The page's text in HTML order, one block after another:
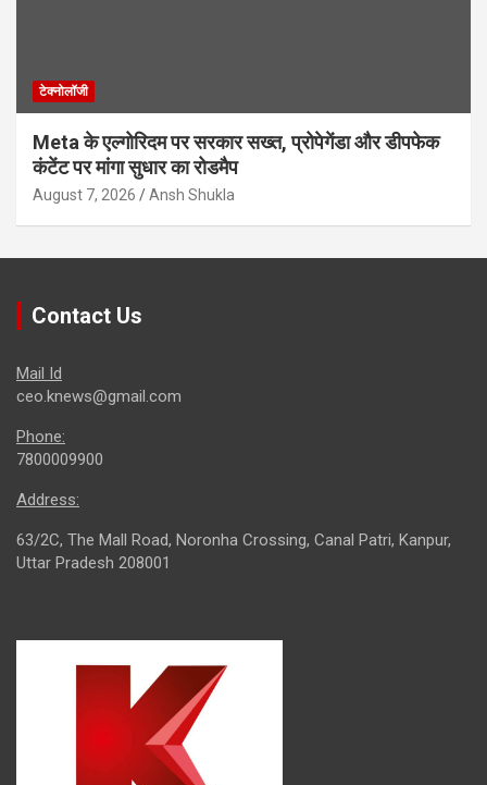
टेक्नोलॉजी
Meta के एल्गोरिदम पर सरकार सख्त, प्रोपेगेंडा और डीपफेक
कंटेंट पर मांगा सुधार का रोडमैप
August 7, 2026 Ansh Shukla
Contact Us
Mail Id
ceo.knews@gmail.com
Phone:
7800009900
Address:
63/2C, The Mall Road, Noronha Crossing, Canal Patri, Kanpur,
Uttar Pradesh 208001